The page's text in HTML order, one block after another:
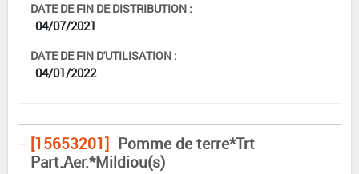
DATE DE FIN DE DISTRIBUTION :
04/07/2021
DATE DE FIN D'UTILISATION :
04/01/2022
[15653201] Pomme de terre*Trt
Part.Aer.*Mildiou(s)